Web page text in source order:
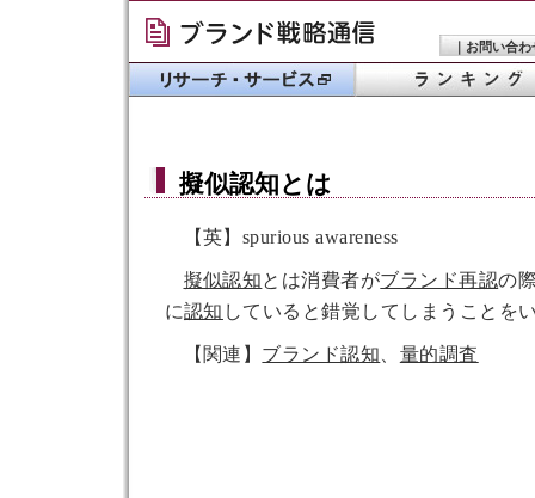
｜ お問い合わ
擬似認知とは
【英】spurious awareness
擬似認知とは消費者がブランド再認の
に認知 していると錯覚してしまうことを
【関連】 ブランド認知 量的調査